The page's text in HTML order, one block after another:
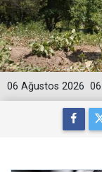
06 Ağustos 2026